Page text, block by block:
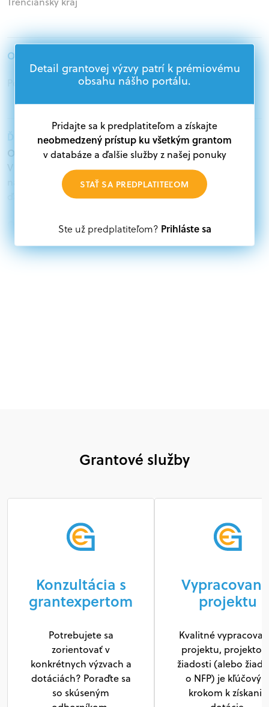
Oprávnení žiadatelia:
Ďalšie informácie:
Oprávnení žiadatelia:
V databáze grantov a dotácií na portáli Grantexpert.sk
nájdete aktuálne výzvy z eurofondov, plánu obnovy a
ďalších zdrojov.
Oprávnení partneri:
Akákoľvek právnická osoba, t. j. verejný alebo súkromný
subjekt, komerčný alebo nekomerčný, ako aj
Detail grantovej výzvy patrí k prémiovému
obsahu nášho portálu.
Pridajte sa k predplatiteľom a získajte
neobmedzený prístup ku všetkým grantom
v databáze a ďalšie služby z našej ponuky
STAŤ SA PREDPLATITEĽOM
Ste už predplatiteľom? Prihláste sa
Grantové služby
Konzultácia s
grantexpertom
Potrebujete sa
zorientovať v
konkrétnych výzvach a
dotáciách? Poraďte sa
so skúseným
projektu
Kvalitné
projektu,
žiadosti (alebo
o NFP) je
krokom k získaniu